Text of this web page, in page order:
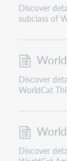
Discover
subclass of
Discover
WorldCat
Discover